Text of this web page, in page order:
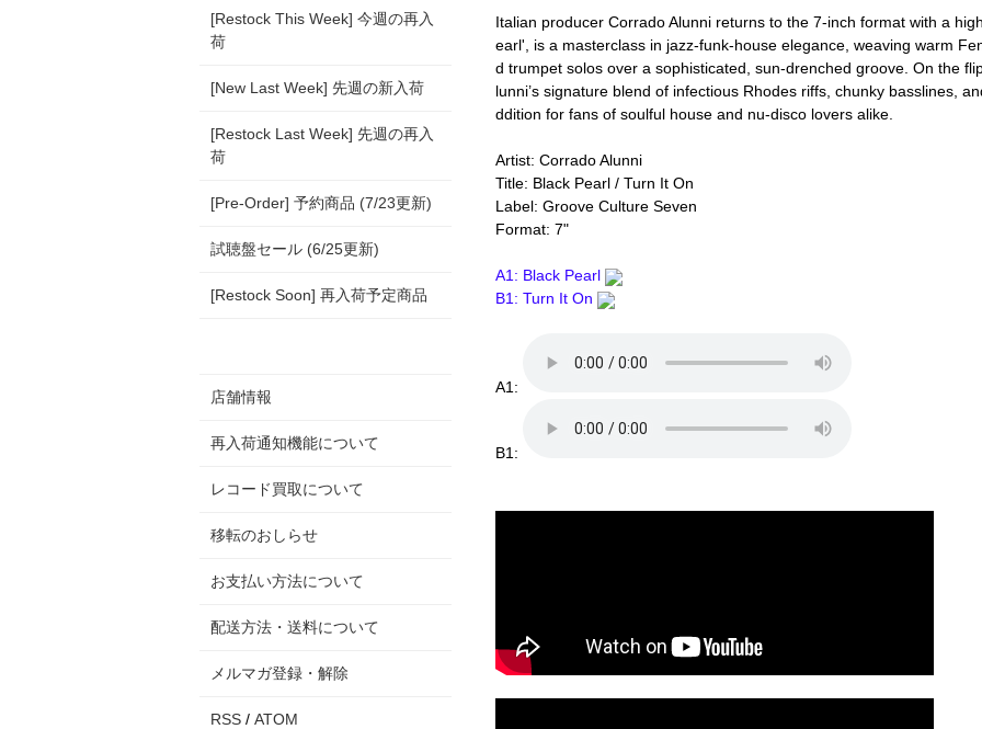
Italian producer Corrado Alunni returns to the 7-inch format with a
earl', is a masterclass in jazz-funk-house elegance, weaving warm
d trumpet solos over a sophisticated, sun-drenched groove. On the
lunni’s signature blend of infectious Rhodes riffs, chunky basslines,
ddition for fans of soulful house and nu-disco lovers alike.
Artist: Corrado Alunni
Title: Black Pearl / Turn It On
Label: Groove Culture Seven
Format: 7"
A1: Black Pearl
B1: Turn It On
A1:
B1:
[Restock This Week] 今週の再入
荷
[New Last Week] 先週の新入荷
[Restock Last Week] 先週の再入
荷
[Pre-Order] 予約商品 (7/23更新)
試聴盤セール (6/25更新)
[Restock Soon] 再入荷予定商品
店舗情報
再入荷通知機能について
レコード買取について
移転のおしらせ
お支払い方法について
配送方法・送料について
メルマガ登録・解除
RSS / ATOM